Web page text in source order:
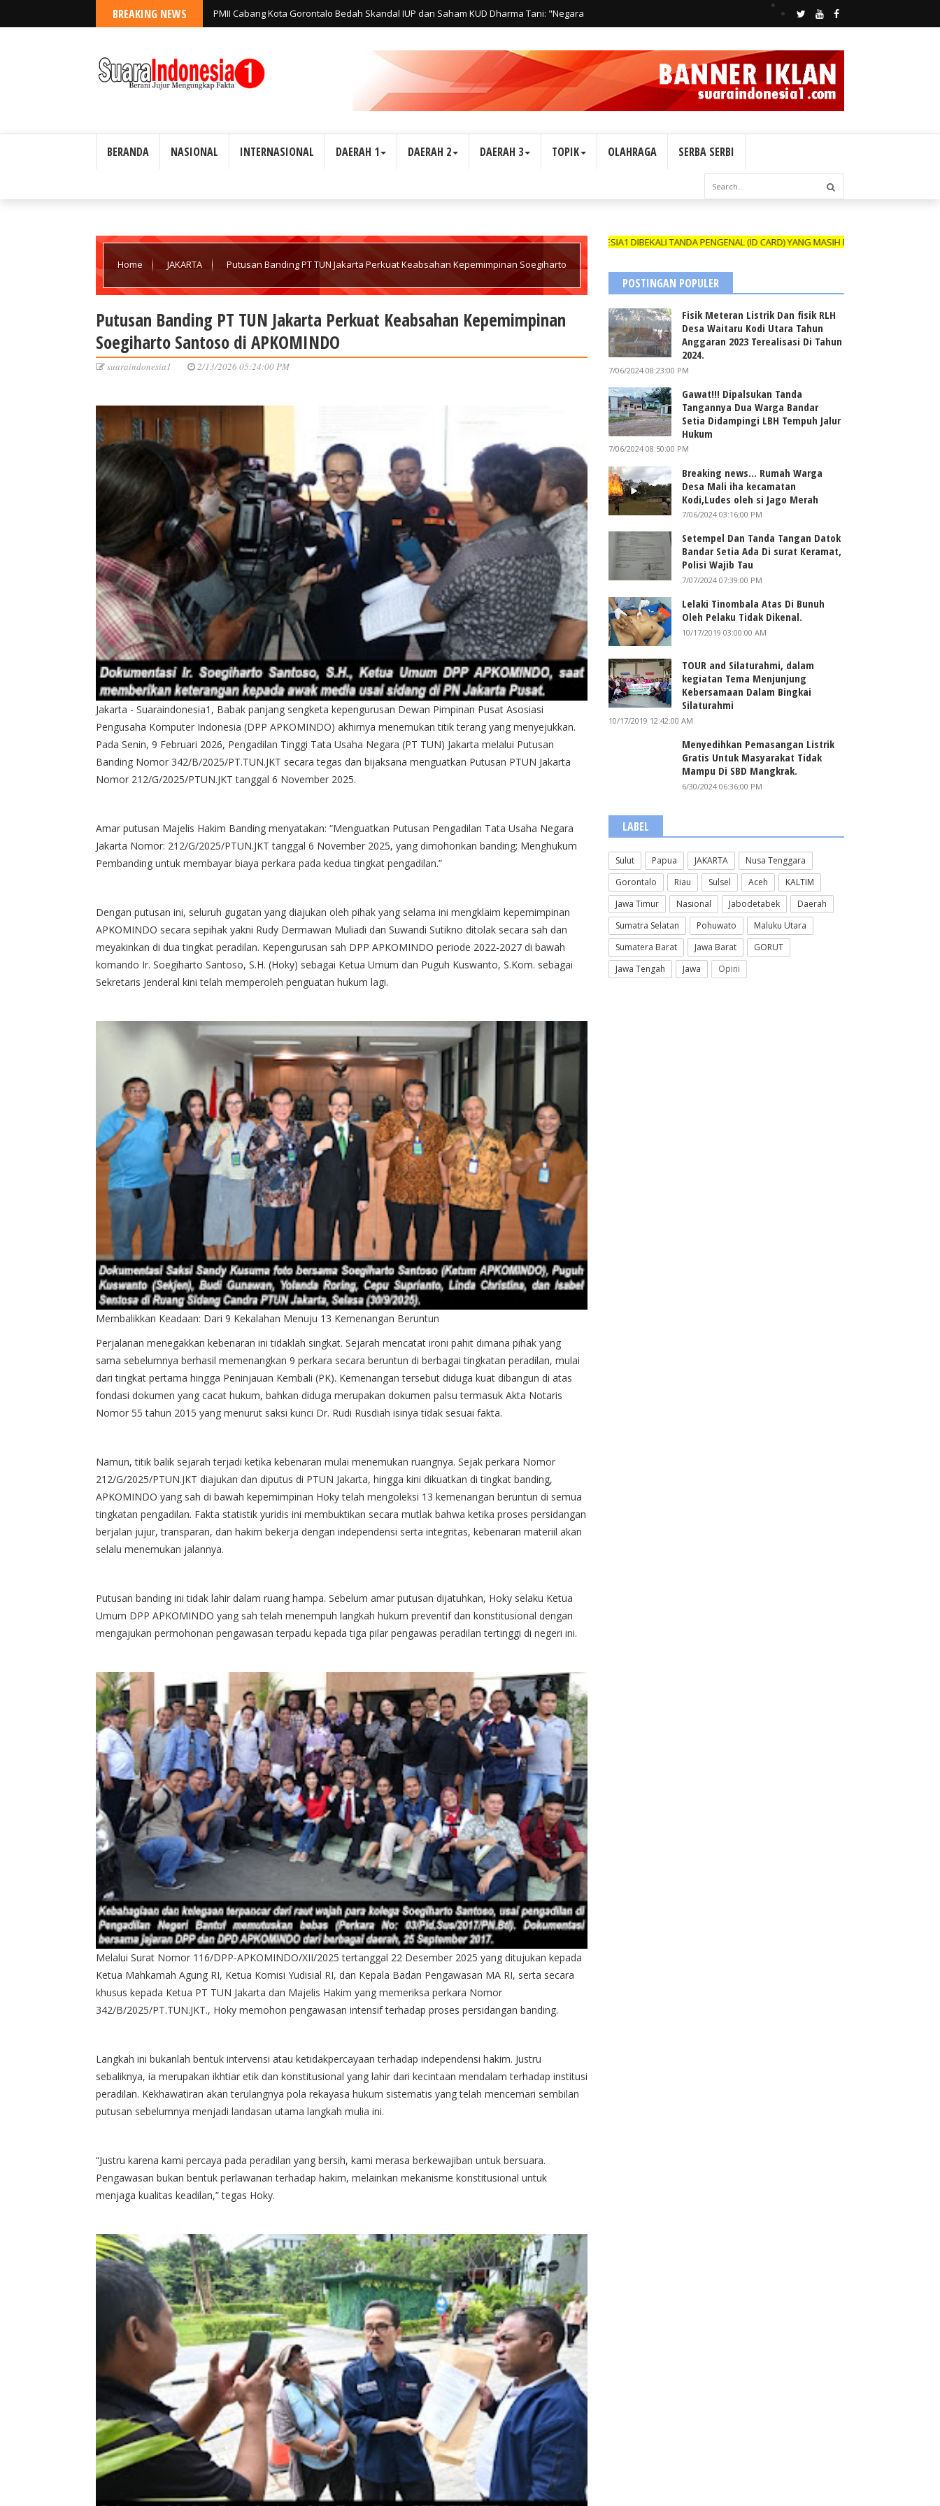
BREAKING NEWS
Jangan Tutup Mata atas Hak Rakyat"
BERANDA NASIONAL INTERNASIONAL DAERAH 1 DAERAH 2 DAERAH 3 TOPIK OLAHRAGA SERBA SERBI
Home JAKARTA Putusan Banding PT TUN Jakarta Perkuat Keabsahan Kepemimpinan Soegiharto
Putusan Banding PT TUN Jakarta Perkuat Keabsahan Kepemimpinan
Soegiharto Santoso di APKOMINDO
suaraindonesia1 2/13/2026 05:24:00 PM
Jakarta - Suaraindonesia1, Babak panjang sengketa kepengurusan Dewan Pimpinan Pusat Asosiasi
Pengusaha Komputer Indonesia (DPP APKOMINDO) akhirnya menemukan titik terang yang menyejukkan.
Pada Senin, 9 Februari 2026, Pengadilan Tinggi Tata Usaha Negara (PT TUN) Jakarta melalui Putusan
Banding Nomor 342/B/2025/PT.TUN.JKT secara tegas dan bijaksana menguatkan Putusan PTUN Jakarta
Nomor 212/G/2025/PTUN.JKT tanggal 6 November 2025.
Amar putusan Majelis Hakim Banding menyatakan: “Menguatkan Putusan Pengadilan Tata Usaha Negara
Jakarta Nomor: 212/G/2025/PTUN.JKT tanggal 6 November 2025, yang dimohonkan banding; Menghukum
Pembanding untuk membayar biaya perkara pada kedua tingkat pengadilan.”
Dengan putusan ini, seluruh gugatan yang diajukan oleh pihak yang selama ini mengklaim kepemimpinan
APKOMINDO secara sepihak yakni Rudy Dermawan Muliadi dan Suwandi Sutikno ditolak secara sah dan
meyakinkan di dua tingkat peradilan. Kepengurusan sah DPP APKOMINDO periode 2022-2027 di bawah
komando Ir. Soegiharto Santoso, S.H. (Hoky) sebagai Ketua Umum dan Puguh Kuswanto, S.Kom. sebagai
Sekretaris Jenderal kini telah memperoleh penguatan hukum lagi.
Membalikkan Keadaan: Dari 9 Kekalahan Menuju 13 Kemenangan Beruntun
Perjalanan menegakkan kebenaran ini tidaklah singkat. Sejarah mencatat ironi pahit dimana pihak yang
sama sebelumnya berhasil memenangkan 9 perkara secara beruntun di berbagai tingkatan peradilan, mulai
dari tingkat pertama hingga Peninjauan Kembali (PK). Kemenangan tersebut diduga kuat dibangun di atas
fondasi dokumen yang cacat hukum, bahkan diduga merupakan dokumen palsu termasuk Akta Notaris
Nomor 55 tahun 2015 yang menurut saksi kunci Dr. Rudi Rusdiah isinya tidak sesuai fakta.
Namun, titik balik sejarah terjadi ketika kebenaran mulai menemukan ruangnya. Sejak perkara Nomor
212/G/2025/PTUN.JKT diajukan dan diputus di PTUN Jakarta, hingga kini dikuatkan di tingkat banding,
APKOMINDO yang sah di bawah kepemimpinan Hoky telah mengoleksi 13 kemenangan beruntun di semua
tingkatan pengadilan. Fakta statistik yuridis ini membuktikan secara mutlak bahwa ketika proses persidangan
berjalan jujur, transparan, dan hakim bekerja dengan independensi serta integritas, kebenaran materiil akan
selalu menemukan jalannya.
Putusan banding ini tidak lahir dalam ruang hampa. Sebelum amar putusan dijatuhkan, Hoky selaku Ketua
Umum DPP APKOMINDO yang sah telah menempuh langkah hukum preventif dan konstitusional dengan
mengajukan permohonan pengawasan terpadu kepada tiga pilar pengawas peradilan tertinggi di negeri ini.
Melalui Surat Nomor 116/DPP-APKOMINDO/XII/2025 tertanggal 22 Desember 2025 yang ditujukan kepada
Ketua Mahkamah Agung RI, Ketua Komisi Yudisial RI, dan Kepala Badan Pengawasan MA RI, serta secara
khusus kepada Ketua PT TUN Jakarta dan Majelis Hakim yang memeriksa perkara Nomor
342/B/2025/PT.TUN.JKT., Hoky memohon pengawasan intensif terhadap proses persidangan banding.
Langkah ini bukanlah bentuk intervensi atau ketidakpercayaan terhadap independensi hakim. Justru
sebaliknya, ia merupakan ikhtiar etik dan konstitusional yang lahir dari kecintaan mendalam terhadap institusi
peradilan. Kekhawatiran akan terulangnya pola rekayasa hukum sistematis yang telah mencemari sembilan
putusan sebelumnya menjadi landasan utama langkah mulia ini.
“Justru karena kami percaya pada peradilan yang bersih, kami merasa berkewajiban untuk bersuara.
Pengawasan bukan bentuk perlawanan terhadap hakim, melainkan mekanisme konstitusional untuk
menjaga kualitas keadilan,” tegas Hoky.
WARTAWAN SUARA INDONESIA1 DIBEKALI TANDA PENGENAL (ID CARD) YANG MASIH BERLAKU DAN NAMANYA TERCANTUM
POSTINGAN POPULER
Fisik Meteran Listrik Dan fisik RLH
Desa Waitaru Kodi Utara Tahun
Anggaran 2023 Terealisasi Di Tahun
2024.
7/06/2024 08:23:00 PM
Gawat!!! Dipalsukan Tanda
Tangannya Dua Warga Bandar
Setia Didampingi LBH Tempuh Jalur
Hukum
7/06/2024 08:50:00 PM
Breaking news... Rumah Warga
Desa Mali iha kecamatan
Kodi,Ludes oleh si Jago Merah
7/06/2024 03:16:00 PM
Setempel Dan Tanda Tangan Datok
Bandar Setia Ada Di surat Keramat,
Polisi Wajib Tau
7/07/2024 07:39:00 PM
Lelaki Tinombala Atas Di Bunuh
Oleh Pelaku Tidak Dikenal.
10/17/2019 03:00:00 AM
TOUR and Silaturahmi, dalam
kegiatan Tema Menjunjung
Kebersamaan Dalam Bingkai
Silaturahmi
10/17/2019 12:42:00 AM
Menyedihkan Pemasangan Listrik
Gratis Untuk Masyarakat Tidak
Mampu Di SBD Mangkrak.
6/30/2024 06:36:00 PM
LABEL
Sulut Papua JAKARTA
Nusa Tenggara
Gorontalo
Riau Sulsel Aceh
KALTIM
Jawa Timur
Nasional Jabodetabek
Daerah
Sumatra Selatan
Pohuwato
Maluku Utara
Sumatera Barat
Jawa Barat
GORUT
Jawa Tengah
Jawa Opini